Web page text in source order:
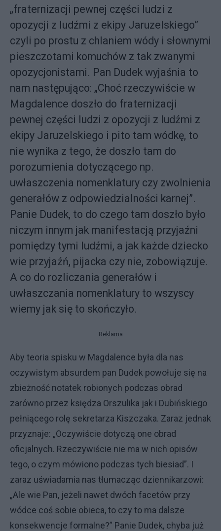
„fraternizacji pewnej części ludzi z
opozycji z ludźmi z ekipy Jaruzelskiego”
czyli po prostu z chlaniem wódy i słownymi
pieszczotami komuchów z tak zwanymi
opozycjonistami. Pan Dudek wyjaśnia to
nam następująco: „Choć rzeczywiście w
Magdalence doszło do fraternizacji
pewnej części ludzi z opozycji z ludźmi z
ekipy Jaruzelskiego i pito tam wódkę, to
nie wynika z tego, że doszło tam do
porozumienia dotyczącego np.
uwłaszczenia nomenklatury czy zwolnienia
generałów z odpowiedzialności karnej”.
Panie Dudek, to do czego tam doszło było
niczym innym jak manifestacją przyjaźni
pomiędzy tymi ludźmi, a jak każde dziecko
wie przyjaźń, pijacka czy nie, zobowiązuje.
A co do rozliczania generałów i
uwłaszczania nomenklatury to wszyscy
wiemy jak się to skończyło.
Reklama
Aby teoria spisku w Magdalence była dla nas
oczywistym absurdem pan Dudek powołuje się na
zbieżność notatek robionych podczas obrad
zarówno przez księdza Orszulika jak i Dubińskiego
pełniącego rolę sekretarza Kiszczaka. Zaraz jednak
przyznaje: „Oczywiście dotyczą one obrad
oficjalnych. Rzeczywiście nie ma w nich opisów
tego, o czym mówiono podczas tych biesiad”. I
zaraz uświadamia nas tłumacząc dziennikarzowi:
„Ale wie Pan, jeżeli nawet dwóch facetów przy
wódce coś sobie obieca, to czy to ma dalsze
konsekwencje formalne?” Panie Dudek, chyba już